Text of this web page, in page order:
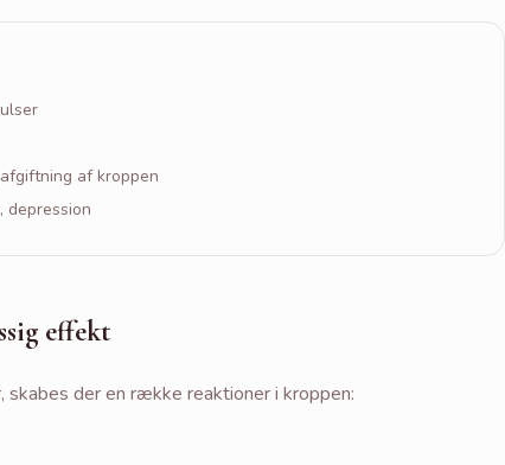
af kroppen
depression
effekt
skabes der en række reaktioner i kroppen: